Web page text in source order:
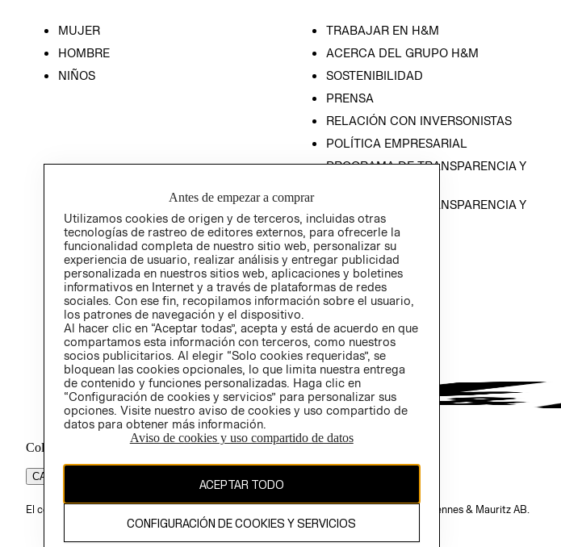
MUJER
HOMBRE
NIÑOS
TRABAJAR EN H&M
ACERCA DEL GRUPO H&M
SOSTENIBILIDAD
PRENSA
RELACIÓN CON INVERSONISTAS
POLÍTICA EMPRESARIAL
PROGRAMA DE TRANSPARENCIA Y
PROGRAMA DE TRANSPARENCIA Y
ÉTICA (INGLÉS)
Colombia ($)
CAMBIAR REGIÓN
El contenido de esta página web está protegido por copyright y es propiedad de H&M Hennes & Mauritz AB.
Antes de empezar a comprar
Utilizamos cookies de origen y de terceros, incluidas otras
tecnologías de rastreo de editores externos, para ofrecerle la
funcionalidad completa de nuestro sitio web, personalizar su
experiencia de usuario, realizar análisis y entregar publicidad
personalizada en nuestros sitios web, aplicaciones y boletines
informativos en Internet y a través de plataformas de redes
sociales. Con ese fin, recopilamos información sobre el usuario,
los patrones de navegación y el dispositivo.
Al hacer clic en “Aceptar todas”, acepta y está de acuerdo en que
compartamos esta información con terceros, como nuestros
socios publicitarios. Al elegir “Solo cookies requeridas”, se
bloquean las cookies opcionales, lo que limita nuestra entrega
de contenido y funciones personalizadas. Haga clic en
“Configuración de cookies y servicios” para personalizar sus
opciones. Visite nuestro aviso de cookies y uso compartido de
datos para obtener más información.
Aviso de cookies y uso compartido de datos
ACEPTAR TODO
CONFIGURACIÓN DE COOKIES Y SERVICIOS